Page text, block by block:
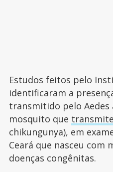
Estudos feitos pelo
identificaram a
transmitido pelo Aedes
mosquito que
chikungunya), em
Ceará que nasceu com
doenças congênitas.